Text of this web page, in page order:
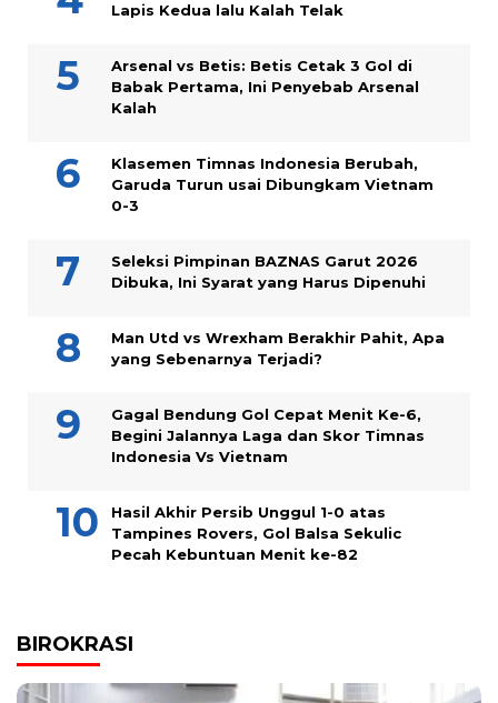
Lapis Kedua lalu Kalah Telak
Arsenal vs Betis: Betis Cetak 3 Gol di
Babak Pertama, Ini Penyebab Arsenal
Kalah
Klasemen Timnas Indonesia Berubah,
Garuda Turun usai Dibungkam Vietnam
0-3
Seleksi Pimpinan BAZNAS Garut 2026
Dibuka, Ini Syarat yang Harus Dipenuhi
Man Utd vs Wrexham Berakhir Pahit, Apa
yang Sebenarnya Terjadi?
Gagal Bendung Gol Cepat Menit Ke-6,
Begini Jalannya Laga dan Skor Timnas
Indonesia Vs Vietnam
Hasil Akhir Persib Unggul 1-0 atas
Tampines Rovers, Gol Balsa Sekulic
Pecah Kebuntuan Menit ke-82
BIROKRASI